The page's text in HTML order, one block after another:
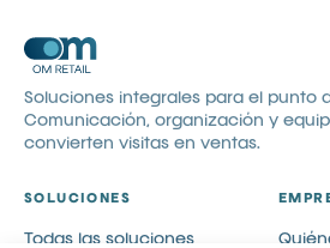
Soluciones integrales para el punto
Comunicación, organización y
convierten visitas en ventas.
SOLUCIONES
Todas las soluciones